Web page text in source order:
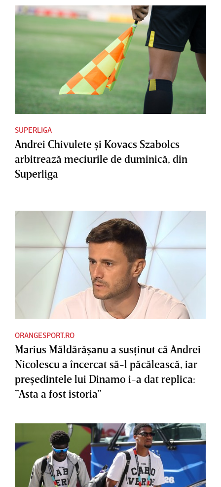
SUPERLIGA
Andrei Chivulete şi Kovacs Szabolcs
arbitrează meciurile de duminică, din
Superliga
ORANGESPORT.RO
Marius Măldărăşanu a susţinut că Andrei
Nicolescu a încercat să-l păcălească, iar
preşedintele lui Dinamo i-a dat replica:
”Asta a fost istoria”